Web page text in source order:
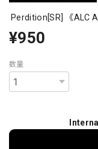
Perdition[SR] 《ALC
¥950
数量